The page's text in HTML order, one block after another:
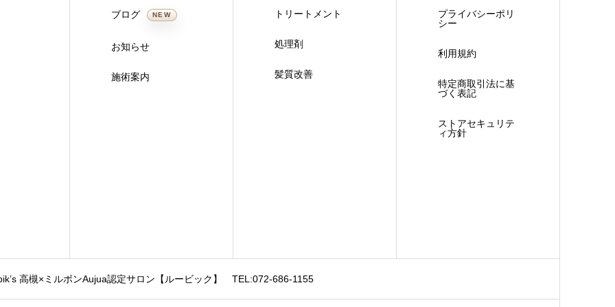
ブログ NEW
お知らせ
施術案内
トリートメント
処理剤
髪質改善
プライバシーポリ
シー
利用規約
特定商取引法に基
づく表記
ストアセキュリテ
ィ方針
高槻×ミルボンAujua認定サロン【ルービック】 TEL:072-686-1155